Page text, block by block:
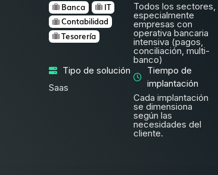
Banca
IT
Contabilidad
Tesorería
Todos los sectores,
especialmente
empresas con
operativa bancaria
intensiva (pagos,
conciliación, multi-
banco)
Tipo de solución
Saas
Tiempo de
implantación
Cada implantación
se dimensiona
según las
necesidades del
cliente.